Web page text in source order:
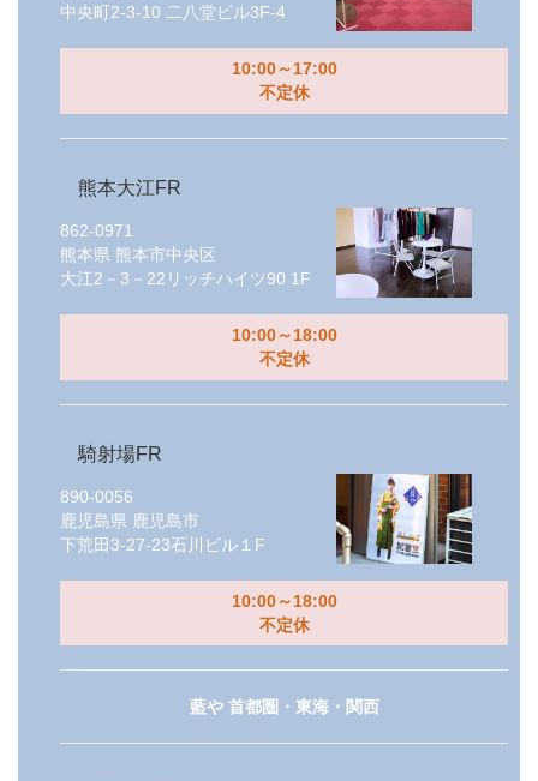
中央町2-3-10 二八堂ビル3F-4
10:00～17:00
不定休
熊本大江FR
862-0971
熊本県 熊本市中央区
大江2－3－22リッチハイツ90 1F
10:00～18:00
不定休
騎射場FR
890-0056
鹿児島県 鹿児島市
下荒田3-27-23石川ビル１F
10:00～18:00
不定休
藍や 首都圏・東海・関西